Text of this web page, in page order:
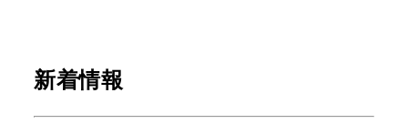
新着情報